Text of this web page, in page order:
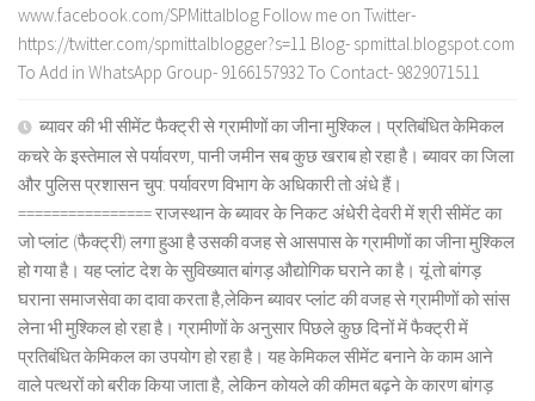
www.facebook.com/SPMittalblog Follow me on Twitter-
https://twitter.com/spmittalblogger?s=11 Blog- spmittal.blogspot.com
To Add in WhatsApp Group- 9166157932 To Contact- 9829071511
ब्यावर की भी सीमेंट फैक्ट्री से ग्रामीणों का जीना मुश्किल। प्रतिबंधित केमिकल
कचरे के इस्तेमाल से पर्यावरण, पानी जमीन सब कुछ खराब हो रहा है। ब्यावर का जिला
और पुलिस प्रशासन चुप: पर्यावरण विभाग के अधिकारी तो अंधे हैं।
================ राजस्थान के ब्यावर के निकट अंधेरी देवरी में श्री सीमेंट का
जो प्लांट (फैक्ट्री) लगा हुआ है उसकी वजह से आसपास के ग्रामीणों का जीना मुश्किल
हो गया है। यह प्लांट देश के सुविख्यात बांगड़ औद्योगिक घराने का है। यूं तो बांगड़
घराना समाजसेवा का दावा करता है,लेकिन ब्यावर प्लांट की वजह से ग्रामीणों को सांस
लेना भी मुश्किल हो रहा है। ग्रामीणों के अनुसार पिछले कुछ दिनों में फैक्ट्री में
प्रतिबंधित केमिकल का उपयोग हो रहा है। यह केमिकल सीमेंट बनाने के काम आने
वाले पत्थरों को बरीक किया जाता है, लेकिन कोयले की कीमत बढ़ने के कारण बांगड़